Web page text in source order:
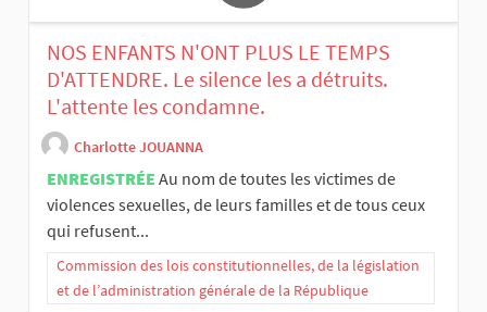
NOS ENFANTS N'ONT PLUS LE TEMPS
D'ATTENDRE. Le silence les a détruits.
L'attente les condamne.
Charlotte JOUANNA
ENREGISTRÉE Au nom de toutes les victimes de
violences sexuelles, de leurs familles et de tous ceux
qui refusent...
Commission des lois constitutionnelles, de la législation
et de l’administration générale de la République